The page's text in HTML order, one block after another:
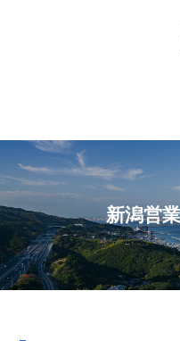
新潟営